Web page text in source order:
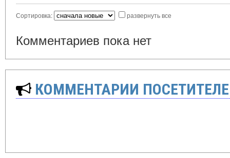
Сортировка: развернуть все
Комментариев пока нет
КОММЕНТАРИИ